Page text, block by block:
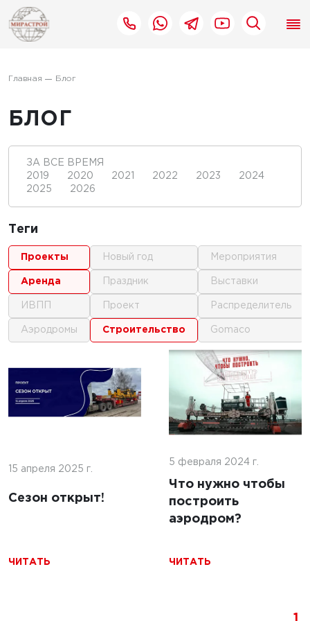
Главная Блог
БЛОГ
1
1
15 апреля 2025 г.
Сезон открыт!
ЧИТАТЬ
5 февраля 2024 г.
Что нужно чтобы
построить
аэродром?
ЧИТАТЬ
1
16 июня 2025 г.
Строительство
современные
подходы и
технологии
ЗА ВСЕ ВРЕМЯ
2019
2020 2021 2022 2023
2024
2025
2026
Теги
проекты
аренда
ИВПП
аэродромы
новый год
праздник
проект
строительство
мероприятия
выставки
распределитель
gomaco